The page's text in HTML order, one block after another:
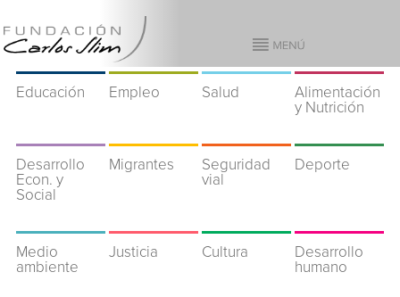
Educación Empleo Salud
Alimentación
y Nutrición
Desarrollo
Econ. y
Social
Migrantes
Seguridad
vial
Deporte
Medio
ambiente
Justicia Cultura
Desarrollo
humano